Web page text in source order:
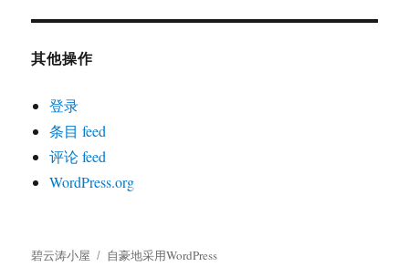
其他操作
登录
条目 feed
评论 feed
WordPress.org
碧云涛小屋 自豪地采用WordPress